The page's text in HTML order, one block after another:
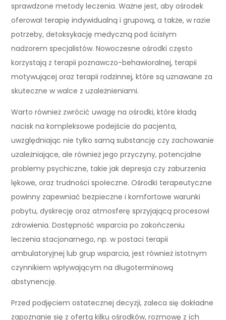
sprawdzone metody leczenia. Ważne jest, aby ośrodek
oferował terapię indywidualną i grupową, a także, w razie
potrzeby, detoksykację medyczną pod ścisłym
nadzorem specjalistów. Nowoczesne ośrodki często
korzystają z terapii poznawczo-behawioralnej, terapii
motywującej oraz terapii rodzinnej, które są uznawane za
skuteczne w walce z uzależnieniami.
Warto również zwrócić uwagę na ośrodki, które kładą
nacisk na kompleksowe podejście do pacjenta,
uwzględniając nie tylko samą substancję czy zachowanie
uzależniające, ale również jego przyczyny, potencjalne
problemy psychiczne, takie jak depresja czy zaburzenia
lękowe, oraz trudności społeczne. Ośrodki terapeutyczne
powinny zapewniać bezpieczne i komfortowe warunki
pobytu, dyskrecję oraz atmosferę sprzyjającą procesowi
zdrowienia. Dostępność wsparcia po zakończeniu
leczenia stacjonarnego, np. w postaci terapii
ambulatoryjnej lub grup wsparcia, jest również istotnym
czynnikiem wpływającym na długoterminową
abstynencję.
Przed podjęciem ostatecznej decyzji, zaleca się dokładne
zapoznanie się z ofertą kilku ośrodków, rozmowę z ich